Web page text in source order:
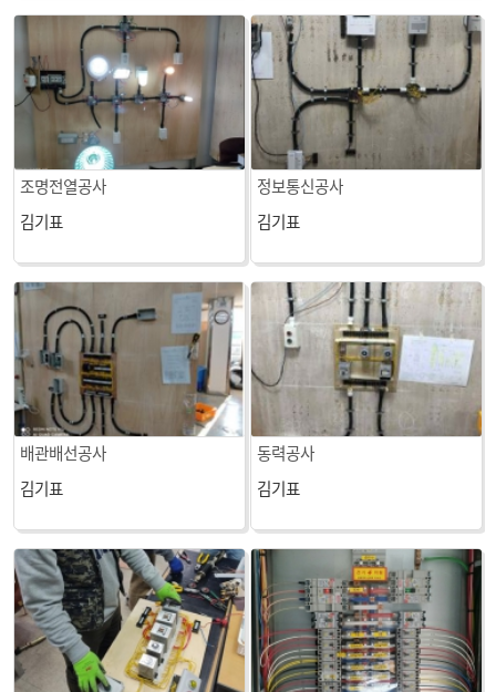
조명전열공사
김기표
정보통신공사
김기표
배관배선공사
김기표
동력공사
김기표